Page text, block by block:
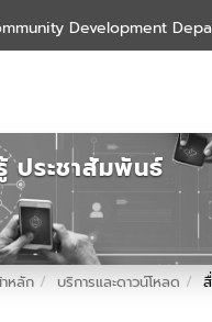
Development
ประชาสัมพันธ์
หลัก บริการและดาวน์โหลด